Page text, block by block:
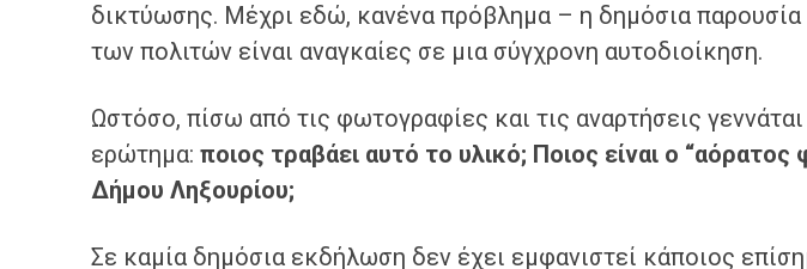
δικτύωσης. Μέχρι εδώ, κανένα πρόβλημα – η δημόσια
των πολιτών είναι αναγκαίες σε μια σύγχρονη αυτοδιοίκηση.
Ωστόσο, πίσω από τις φωτογραφίες και τις αναρτήσεις
ερώτημα: ποιος τραβάει αυτό το υλικό; Ποιος είναι ο
Δήμου Ληξουρίου;
Σε καμία δημόσια εκδήλωση δεν έχει εμφανιστεί κάποιος